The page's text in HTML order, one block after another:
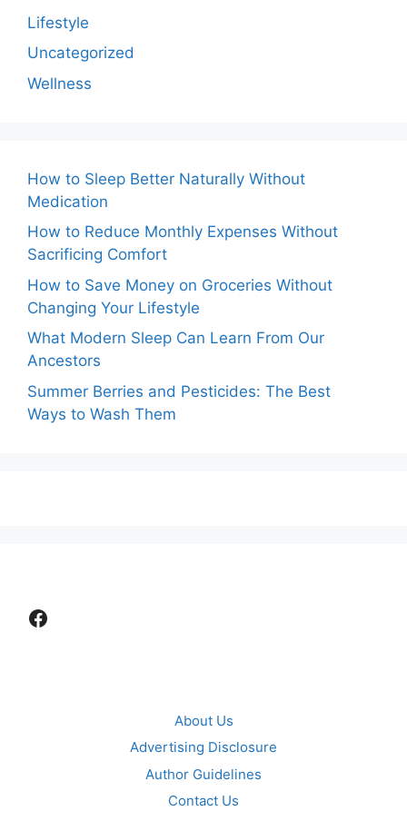
Lifestyle
Uncategorized
Wellness
How to Sleep Better Naturally Without
Medication
How to Reduce Monthly Expenses Without
Sacrificing Comfort
How to Save Money on Groceries Without
Changing Your Lifestyle
What Modern Sleep Can Learn From Our
Ancestors
Summer Berries and Pesticides: The Best
Ways to Wash Them
Facebook
About Us
Advertising Disclosure
Author Guidelines
Contact Us